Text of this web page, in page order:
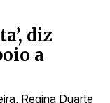
diz
a
Regina Duarte